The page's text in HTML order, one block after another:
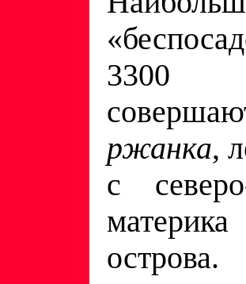
3300
ржанка,
с
острова.